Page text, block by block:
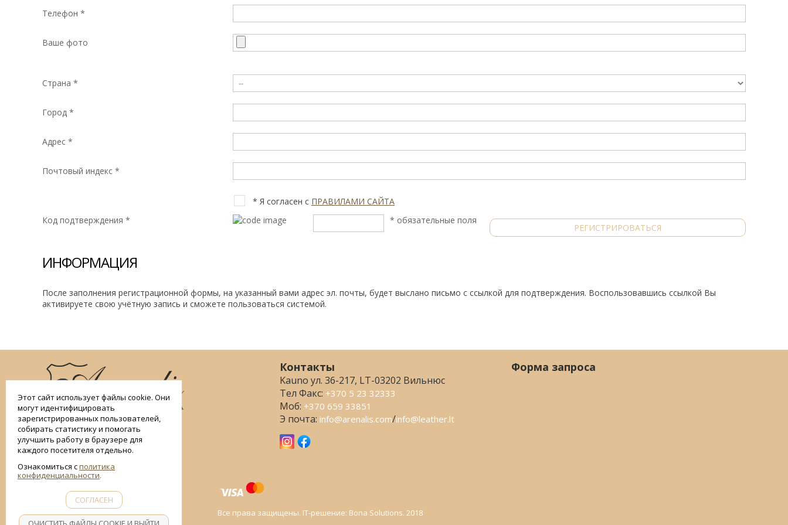
Телефон *
Ваше фото
Страна *
Город *
Адрес *
Почтовый индекс *
* Я согласен с ПРАВИЛАМИ САЙТА
Код подтверждения *
* обязательные поля
ИНФОРМАЦИЯ
После заполнения регистрационной формы, на указанный вами адрес эл. почты, будет выслано письмо с ссылкой для подтверждения. Воспользовавшись ссылкой Вы
активируете свою учётную запись и сможете пользоваться системой.
Контакты
Kauno ул. 36-217, LT-03202 Вильнюс
Тел Факс: +370 5 23 32333
Моб: +370 659 33851
Э почта: info@arenalis.com/info@leather.lt
Форма запроса
Все права защищены. IT-решение: Bona Solutions. 2018
Этот сайт использует файлы cookie. Они
могут идентифицировать
зарегистрированных пользователей,
собирать статистику и помогать
улучшить работу в браузере для
каждого посетителя отдельно.
Ознакомиться сполитика
конфиденциальности
СОГЛАСЕН